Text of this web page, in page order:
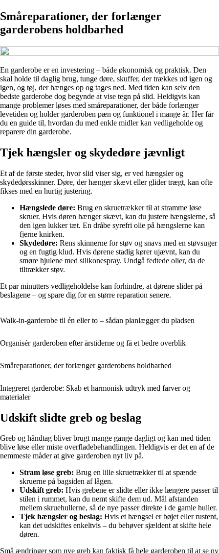
Småreparationer, der forlænger
garderobens holdbarhed
En garderobe er en investering – både økonomisk og praktisk. Den
skal holde til daglig brug, tunge døre, skuffer, der trækkes ud igen og
igen, og tøj, der hænges op og tages ned. Med tiden kan selv den
bedste garderobe dog begynde at vise tegn på slid. Heldigvis kan
mange problemer løses med småreparationer, der både forlænger
levetiden og holder garderoben pæn og funktionel i mange år. Her får
du en guide til, hvordan du med enkle midler kan vedligeholde og
reparere din garderobe.
Tjek hængsler og skydedøre jævnligt
Et af de første steder, hvor slid viser sig, er ved hængsler og
skydedørsskinner. Døre, der hænger skævt eller glider trægt, kan ofte
fikses med en hurtig justering.
Hængslede døre: Brug en skruetrækker til at stramme løse
skruer. Hvis døren hænger skævt, kan du justere hængslerne, så
den igen lukker tæt. En dråbe syrefri olie på hængslerne kan
fjerne knirken.
Skydedøre: Rens skinnerne for støv og snavs med en støvsuger
og en fugtig klud. Hvis dørene stadig kører ujævnt, kan du
smøre hjulene med silikonespray. Undgå fedtede olier, da de
tiltrækker støv.
Et par minutters vedligeholdelse kan forhindre, at dørene slider på
beslagene – og spare dig for en større reparation senere.
Walk-in-garderobe til én eller to – sådan planlægger du pladsen
Organisér garderoben efter årstiderne og få et bedre overblik
Småreparationer, der forlænger garderobens holdbarhed
Integreret garderobe: Skab et harmonisk udtryk med farver og
materialer
Udskift slidte greb og beslag
Greb og håndtag bliver brugt mange gange dagligt og kan med tiden
blive løse eller miste overfladebehandlingen. Heldigvis er det en af de
nemmeste måder at give garderoben nyt liv på.
Stram løse greb: Brug en lille skruetrækker til at spænde
skruerne på bagsiden af lågen.
Udskift greb: Hvis grebene er slidte eller ikke længere passer til
stilen i rummet, kan du nemt skifte dem ud. Mål afstanden
mellem skruehullerne, så de nye passer direkte i de gamle huller.
Tjek hængsler og beslag: Hvis et hængsel er bøjet eller rustent,
kan det udskiftes enkeltvis – du behøver sjældent at skifte hele
døren.
Små ændringer som nye greb kan faktisk få hele garderoben til at se ny